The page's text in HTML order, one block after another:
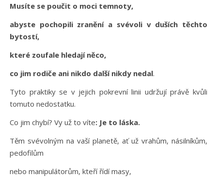
Musíte se poučit o moci temnoty,
abyste pochopili zranění a svévoli v duších těchto
bytostí,
které zoufale hledají něco,
co jim rodiče ani nikdo další nikdy nedal.
Tyto praktiky se v jejich pokrevní linii udržují právě kvůli
tomuto nedostatku.
Co jim chybí? Vy už to víte: Je to láska.
Těm svévolným na vaší planetě, ať už vrahům, násilníkům,
pedofilům
nebo manipulátorům, kteří řídí masy,